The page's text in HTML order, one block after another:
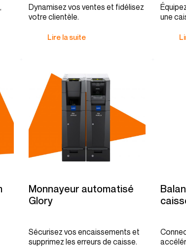
Dynamisez vos ventes et fidélisez
votre clientèle.
Lire la suite
une
Monnayeur automatisé
Glory
Sécurisez vos encaissements et
supprimez les erreurs de caisse.